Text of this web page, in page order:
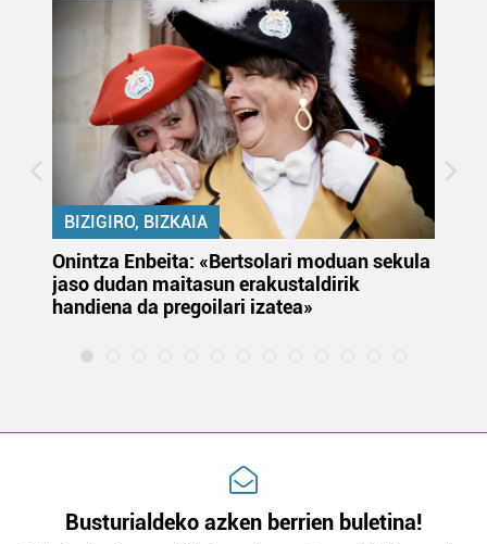
BIZIGIRO, BIZKAIA
Onintza Enbeita: «Bertsolari moduan sekula
jaso dudan maitasun erakustaldirik
handiena da pregoilari izatea»
Busturialdeko azken berrien buletina!